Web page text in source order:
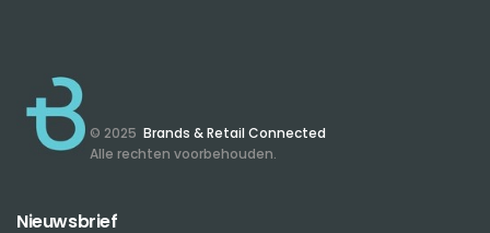
© 2025 Brands & Retail Connected
Alle rechten voorbehouden.
Nieuwsbrief